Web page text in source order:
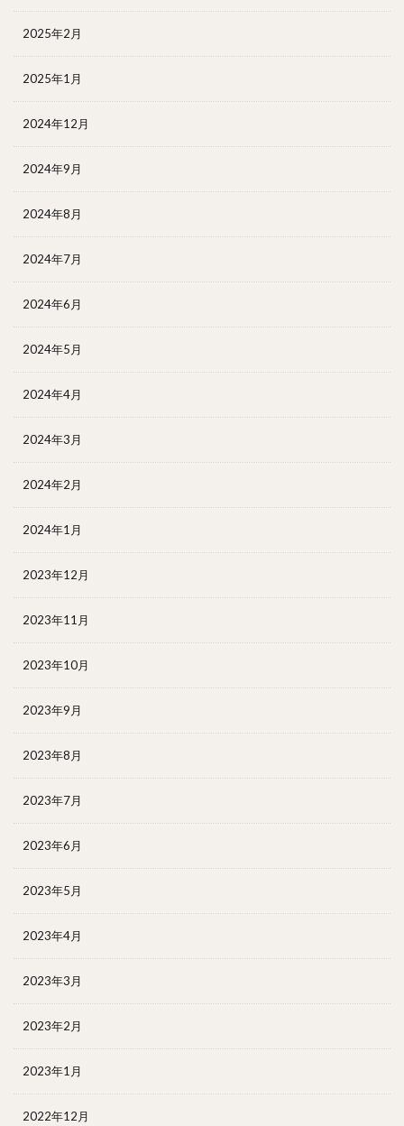
2025年2月
2025年1月
2024年12月
2024年9月
2024年8月
2024年7月
2024年6月
2024年5月
2024年4月
2024年3月
2024年2月
2024年1月
2023年12月
2023年11月
2023年10月
2023年9月
2023年8月
2023年7月
2023年6月
2023年5月
2023年4月
2023年3月
2023年2月
2023年1月
2022年12月